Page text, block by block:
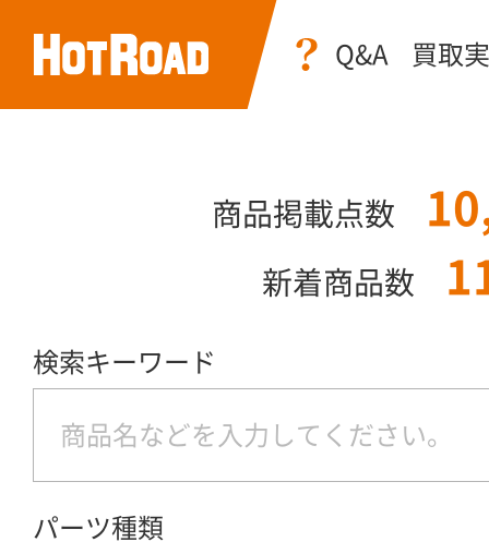
Q&A 買取
商品掲載点数
新着商品数
検索キーワード
パーツ種類